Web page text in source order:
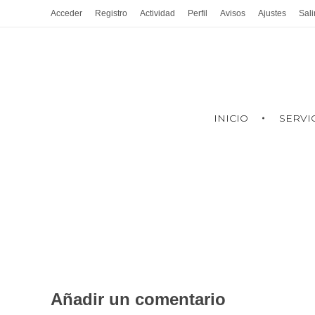
Acceder Registro Actividad Perfil Avisos Ajustes
INICIO
Añadir un comentario